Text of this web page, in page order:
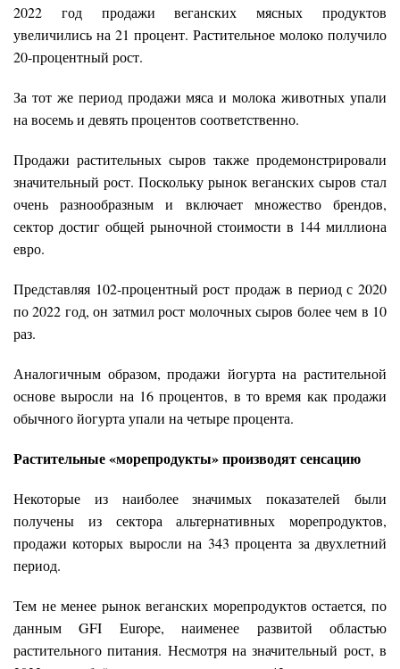
2022 год продажи веганских мясных продуктов
увеличились на 21 процент. Растительное молоко получило
20-процентный рост.
За тот же период продажи мяса и молока животных упали
на восемь и девять процентов соответственно.
Продажи растительных сыров также продемонстрировали
значительный рост. Поскольку рынок веганских сыров стал
очень разнообразным и включает множество брендов,
сектор достиг общей рыночной стоимости в 144 миллиона
евро.
Представляя 102-процентный рост продаж в период с 2020
по 2022 год, он затмил рост молочных сыров более чем в 10
раз.
Аналогичным образом, продажи йогурта на растительной
основе выросли на 16 процентов, в то время как продажи
обычного йогурта упали на четыре процента.
Растительные «морепродукты» производят сенсацию
Некоторые из наиболее значимых показателей были
получены из сектора альтернативных морепродуктов,
продажи которых выросли на 343 процента за двухлетний
период.
Тем не менее рынок веганских морепродуктов остается, по
данным GFI Europe, наименее развитой областью
растительного питания. Несмотря на значительный рост, в